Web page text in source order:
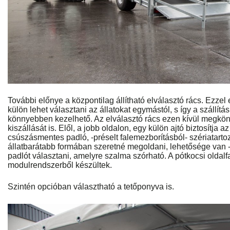
További előnye a központilag állítható elválasztó rács. Ezzel
külön lehet választani az állatokat egymástól, s így a
könnyebben kezelhető. Az elválasztó rács ezen kívül
kiszállását is. Elől, a jobb oldalon, egy külön ajtó biztosítja
csúszásmentes padló, -préselt falemezborításból-
állatbarátabb formában szeretné megoldani, lehetősége van
padlót választani, amelyre szalma szórható. A pótkocsi
modulrendszerből készültek.
Szintén opcióban választható a tetőponyva is.